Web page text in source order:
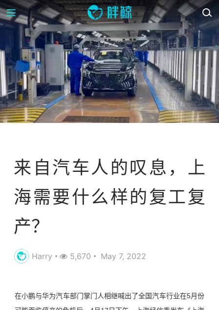
来自汽车人的叹息，上
海需要什么样的复工复
产？
Harry 5,670 May 7, 2022
在小鹏与华为汽车部门掌门人相继喊出了全国汽车行业在5月份